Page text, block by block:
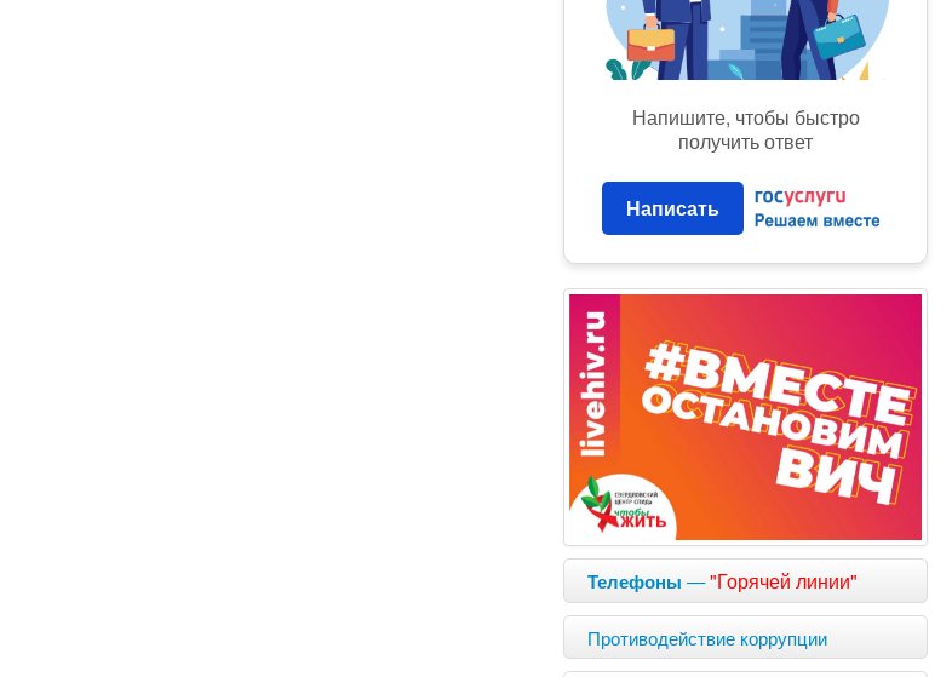
Напишите, чтобы быстро
получить ответ
Написать
Телефоны —"Горячей линии"
Противодействие коррупции